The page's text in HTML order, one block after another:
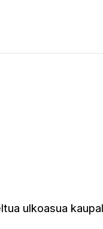
ulkoasua